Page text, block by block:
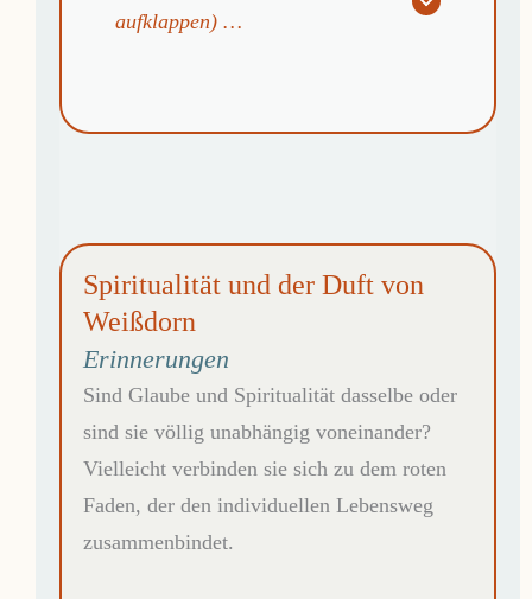
aufklappen) …
Spiritualität und der Duft von
Weißdorn
Erinnerungen
Sind Glaube und Spiritualität dasselbe oder
sind sie völlig unabhängig voneinander?
Vielleicht verbinden sie sich zu dem roten
Faden, der den individuellen Lebensweg
zusammenbindet.